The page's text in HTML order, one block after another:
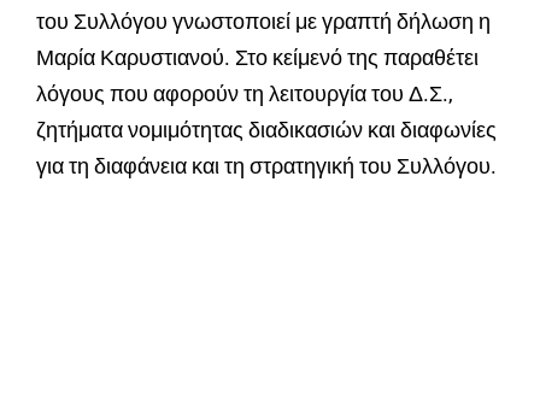
του Συλλόγου γνωστοποιεί με γραπτή δήλωση η
Μαρία Καρυστιανού. Στο κείμενό της παραθέτει
λόγους που αφορούν τη λειτουργία του Δ.Σ.,
ζητήματα νομιμότητας διαδικασιών και διαφωνίες
για τη διαφάνεια και τη στρατηγική του Συλλόγου.